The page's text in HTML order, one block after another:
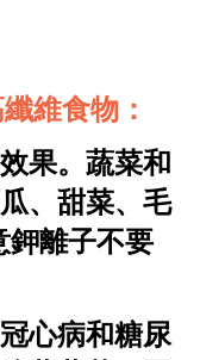
維食物：
果。蔬菜和
、甜菜、毛
鉀離子不要
心病和糖尿